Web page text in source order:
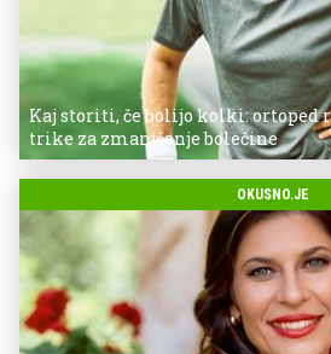
Kaj storiti, če bolijo kolki: ortoped
trike za zmanjšanje bolečine
OKUSNO.JE